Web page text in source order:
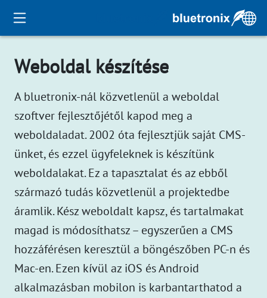
Weboldal készítése
A bluetronix-nál közvetlenül a weboldal
szoftver fejlesztőjétől kapod meg a
weboldaladat. 2002 óta fejlesztjük saját CMS-
ünket, és ezzel ügyfeleknek is készítünk
weboldalakat. Ez a tapasztalat és az ebből
származó tudás közvetlenül a projektedbe
áramlik. Kész weboldalt kapsz, és tartalmakat
magad is módosíthatsz – egyszerűen a CMS
hozzáférésen keresztül a böngészőben PC-n és
Mac-en. Ezen kívül az iOS és Android
alkalmazásban mobilon is karbantarthatod a